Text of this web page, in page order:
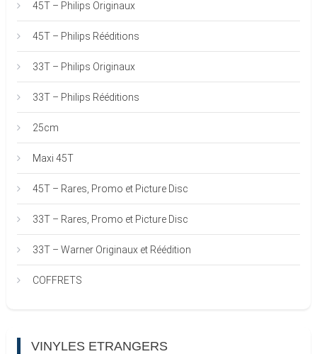
45T – Philips Originaux
45T – Philips Rééditions
33T – Philips Originaux
33T – Philips Rééditions
25cm
Maxi 45T
45T – Rares, Promo et Picture Disc
33T – Rares, Promo et Picture Disc
33T – Warner Originaux et Réédition
COFFRETS
VINYLES ETRANGERS